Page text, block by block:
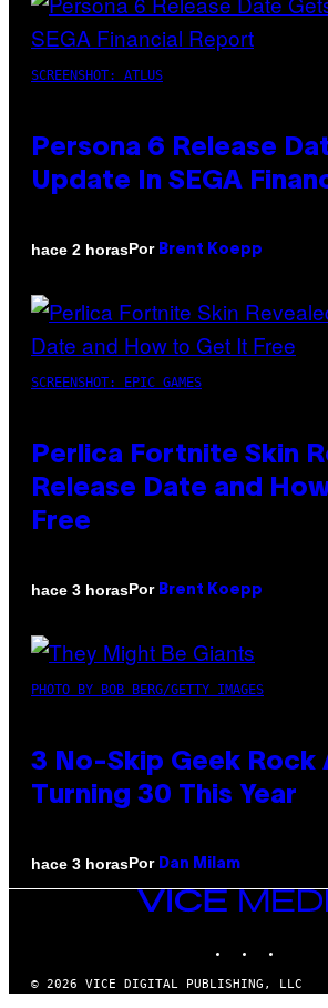
SCREENSHOT: ATLUS
Persona 6 Release
Update In SEGA
hace 2 horasPor Brent Koepp
SCREENSHOT: EPIC GAMES
Perlica Fortnite Skin
Release Date and
Free
hace 3 horasPor Brent Koepp
PHOTO BY BOB BERG/GETTY IMAGES
3 No-Skip Geek Rock
Turning 30 This Year
hace 3 horasPor Dan Milam
VICE
© 2026 VICE DIGITAL PUBLISHING, LLC